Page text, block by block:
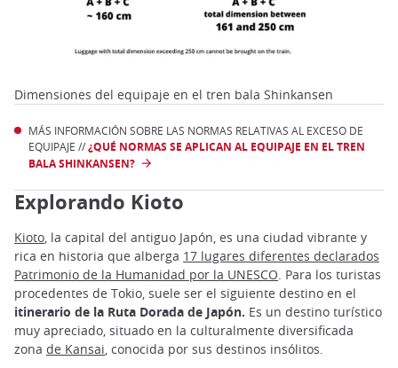
Dimensiones del equipaje en el tren bala Shinkansen
MÁS INFORMACIÓN SOBRE LAS NORMAS RELATIVAS AL EXCESO DE
EQUIPAJE //¿QUÉ NORMAS SE APLICAN AL EQUIPAJE EN EL TREN
BALA SHINKANSEN?
Explorando Kioto
Kioto , la capital del antiguo Japón, es una ciudad vibrante y
rica en historia que alberga 17 lugares diferentes declarados
Patrimonio de la Humanidad por la UNESCO . Para los turistas
procedentes de Tokio, suele ser el siguiente destino en el
itinerario de la Ruta Dorada de Japón. Es un destino turístico
muy apreciado, situado en la culturalmente diversificada
zona de Kansai , conocida por sus destinos insólitos.